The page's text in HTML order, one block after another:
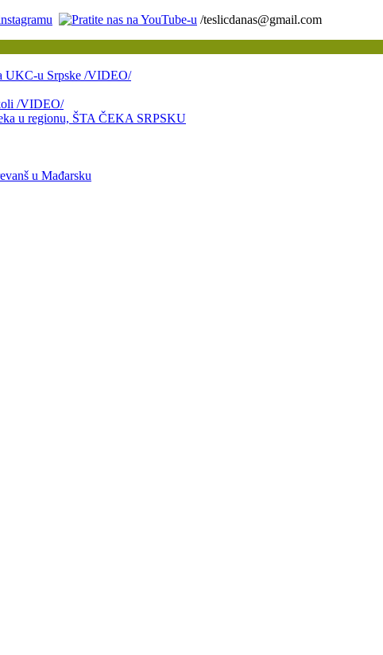
/teslicdanas@gmail.com
UKC-u Srpske /VIDEO/
/VIDEO/
u regionu, ŠTA ČEKA SRPSKU
u Mađarsku